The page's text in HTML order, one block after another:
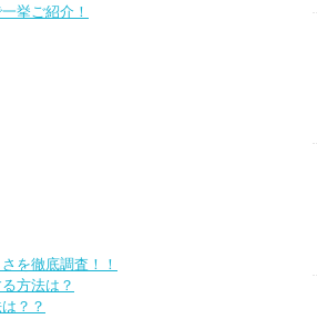
挙ご紹介！
を徹底調査！！
方法は？
？？